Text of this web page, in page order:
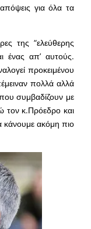
για όλα τα
της “ελεύθερης
ένας απ’ αυτούς.
προκειμένου
πολλά αλλά
συμβαδίζουν με
τον κ.Πρόεδρο και
κάνουμε ακόμη πιο